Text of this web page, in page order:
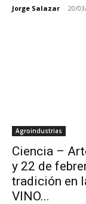
Jorge Salazar - 20/
Agroindustrias
Ciencia –
y 22 de
tradición en
VINO...